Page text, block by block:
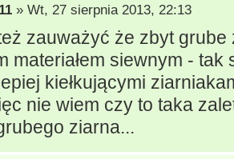
» Wt, 27 sierpnia 2013, 22:13
zauważyć że zbyt
materiałem siewnym -
kiełkującymi
nie wiem czy to taka
ziarna...